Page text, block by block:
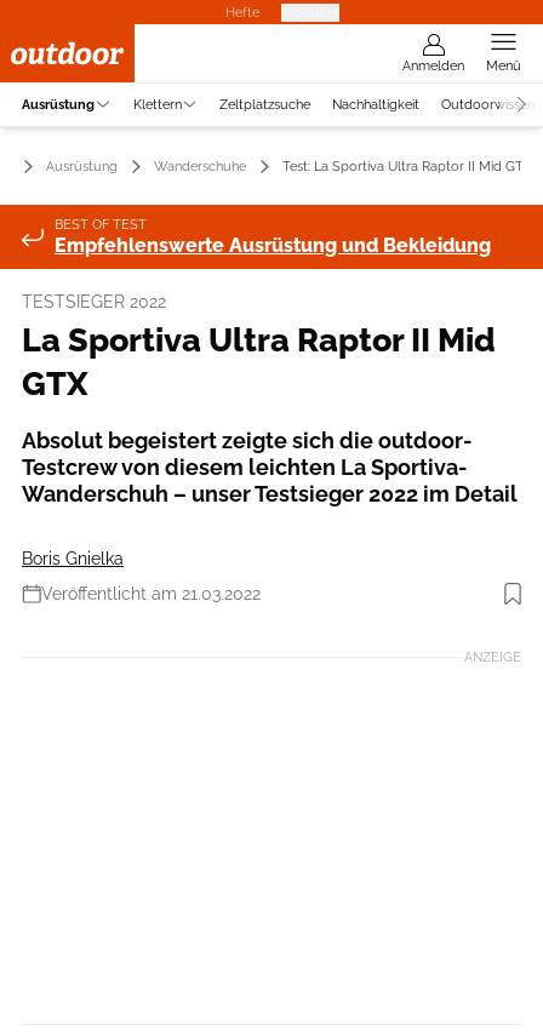
Hefte
Anmelden Menü
Ausrüstung Klettern Zeltplatzsuche Nachhaltigkeit Outdoorwissen
Ausrüstung Wanderschuhe Test: La Sportiva Ultra Raptor II Mid GTX
BEST OF TEST
Empfehlenswerte Ausrüstung und Bekleidung
TESTSIEGER 2022
La Sportiva Ultra Raptor II Mid
GTX
Absolut begeistert zeigte sich die outdoor-
Testcrew von diesem leichten La Sportiva-
Wanderschuh – unser Testsieger 2022 im Detail
Boris Gnielka
Veröffentlicht am 21.03.2022
Foto: La Sportiva
ANZEIGE